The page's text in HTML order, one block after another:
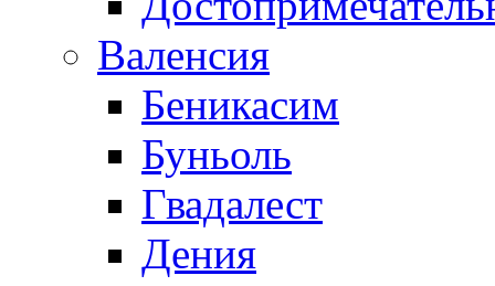
Валенсия
Беникасим
Буньоль
Гвадалест
Дения